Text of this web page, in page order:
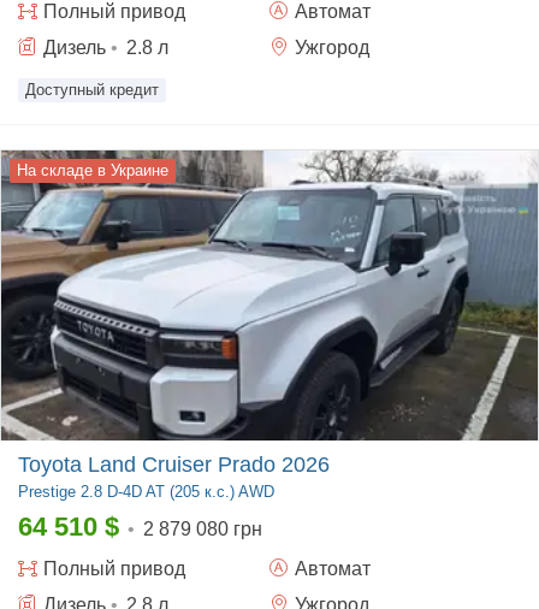
Полный привод
Автомат
Дизель • 2.8 л Ужгород
Доступный кредит
На складе в Украине
Toyota Land Cruiser Prado 2026
Prestige 2.8 D-4D AT (205 к.с.) AWD
64 510 $ • 2 879 080 грн
Полный привод
Автомат
Дизель • 2.8 л Ужгород